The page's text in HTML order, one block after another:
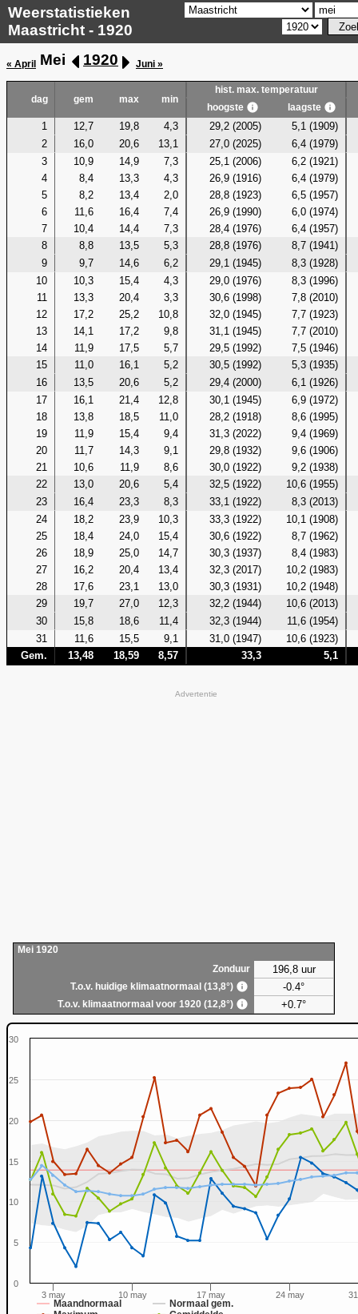
Weerstatistieken
Maastricht - 1920
« April Mei 1920 Juni »
dag gem max min
hist. max. temperatuur
hoogste
laagste
1 12,7 19,8 4,3 29,2 (2005)
5,1 (1909)
2
16,0 20,6 13,1 27,0 (2025)
6,4 (1979)
3
10,9 14,9 7,3 25,1 (2006)
6,2 (1921)
4
8,4 13,3 4,3 26,9 (1916)
6,4 (1979)
5
8,2 13,4 2,0 28,8 (1923)
6,5 (1957)
6
11,6 16,4 7,4 26,9 (1990)
6,0 (1974)
7
10,4 14,4 7,3 28,4 (1976)
6,4 (1957)
8
8,8 13,5 5,3 28,8 (1976)
8,7 (1941)
9
9,7 14,6 6,2 29,1 (1945)
8,3 (1928)
10
10,3 15,4 4,3 29,0 (1976)
8,3 (1996)
11
13,3 20,4 3,3 30,6 (1998)
7,8 (2010)
12
17,2 25,2 10,8 32,0 (1945)
7,7 (1923)
13
14,1 17,2 9,8 31,1 (1945)
7,7 (2010)
14
11,9 17,5 5,7 29,5 (1992)
7,5 (1946)
15
11,0 16,1 5,2 30,5 (1992)
5,3 (1935)
16
13,5 20,6 5,2 29,4 (2000)
6,1 (1926)
17
16,1 21,4 12,8 30,1 (1945)
6,9 (1972)
18
13,8 18,5 11,0 28,2 (1918)
8,6 (1995)
19
11,9 15,4 9,4 31,3 (2022)
9,4 (1969)
20
11,7 14,3 9,1 29,8 (1932)
9,6 (1906)
21
10,6 11,9 8,6 30,0 (1922)
9,2 (1938)
22
13,0 20,6 5,4 32,5 (1922)
10,6 (1955)
23
16,4 23,3 8,3 33,1 (1922)
8,3 (2013)
24
18,2 23,9 10,3 33,3 (1922)
10,1 (1908)
25
18,4 24,0 15,4 30,6 (1922)
8,7 (1962)
26
18,9 25,0 14,7 30,3 (1937)
8,4 (1983)
27
16,2 20,4 13,4 32,3 (2017)
10,2 (1983)
28
17,6 23,1 13,0 30,3 (1931)
10,2 (1948)
29
19,7 27,0 12,3 32,2 (1944)
10,6 (2013)
30
15,8 18,6 11,4 32,3 (1944)
11,6 (1954)
31
11,6 15,5 9,1 31,0 (1947)
10,6 (1923)
Gem.
13,48 18,59 8,57 33,3 5,1
Advertentie
Mei 1920
Zonduur
196,8 uur
T.o.v. huidige klimaatnormaal (13,8°) -0.4°
T.o.v. klimaatnormaal voor 1920 (12,8°) +0.7°
Maandnormaal
Normaal gem.
3 may 10 may 17 may 24 may
0
5
10
15
20
25
30